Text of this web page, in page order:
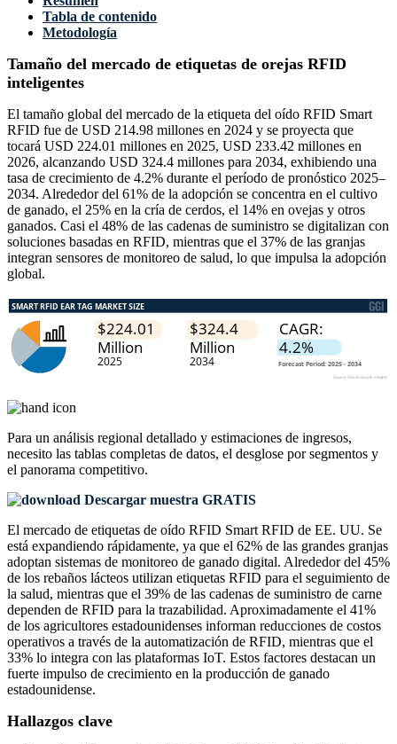
Tabla de contenido
Metodología
Tamaño del mercado de etiquetas de orejas RFID
inteligentes
El tamaño global del mercado de la etiqueta del oído RFID Smart
RFID fue de USD 214.98 millones en 2024 y se proyecta que
tocará USD 224.01 millones en 2025, USD 233.42 millones en
2026, alcanzando USD 324.4 millones para 2034, exhibiendo una
tasa de crecimiento de 4.2% durante el período de pronóstico 2025–
2034. Alrededor del 61% de la adopción se concentra en el cultivo
de ganado, el 25% en la cría de cerdos, el 14% en ovejas y otros
ganados. Casi el 48% de las cadenas de suministro se digitalizan con
soluciones basadas en RFID, mientras que el 37% de las granjas
integran sensores de monitoreo de salud, lo que impulsa la adopción
global.
Para un análisis regional detallado y estimaciones de ingresos,
necesito las tablas completas de datos, el desglose por segmentos y
el panorama competitivo.
Descargar muestra GRATIS
El mercado de etiquetas de oído RFID Smart RFID de EE. UU. Se
está expandiendo rápidamente, ya que el 62% de las grandes granjas
adoptan sistemas de monitoreo de ganado digital. Alrededor del 45%
de los rebaños lácteos utilizan etiquetas RFID para el seguimiento de
la salud, mientras que el 39% de las cadenas de suministro de carne
dependen de RFID para la trazabilidad. Aproximadamente el 41%
de los agricultores estadounidenses informan reducciones de costos
operativos a través de la automatización de RFID, mientras que el
33% lo integra con las plataformas IoT. Estos factores destacan un
fuerte impulso de crecimiento en la producción de ganado
estadounidense.
Hallazgos clave